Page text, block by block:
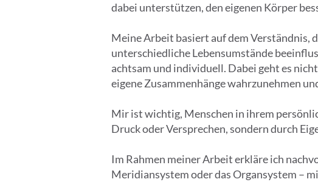
dabei unterstützen, den eigenen Körper
Meine Arbeit basiert auf dem Verständnis,
unterschiedliche Lebensumstände
achtsam und individuell. Dabei geht es
eigene Zusammenhänge wahrzunehmen
Mir ist wichtig, Menschen in ihrem
Druck oder Versprechen, sondern durch
Im Rahmen meiner Arbeit erkläre ich
Meridiansystem oder das Organsystem –